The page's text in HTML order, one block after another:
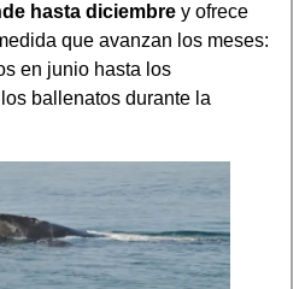
hasta diciembre y ofrece
que avanzan los meses:
en junio hasta los
ballenatos durante la